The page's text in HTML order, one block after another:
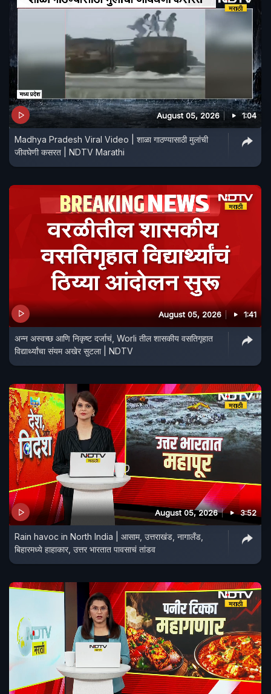
August 05, 2026 1:04
Madhya Pradesh Viral Video | शाळा गाठण्यासाठी मुलांची
जीवघेणी कसरत | NDTV Marathi
August 05, 2026 1:41
अन्न अस्वच्छ आणि निकृष्ट दर्जाचं, Worli तील शासकीय वसतिगृहात
विद्यार्थ्यांचा संयम अखेर सुटला | NDTV
August 05, 2026 3:52
Rain havoc in North India | आसाम, उत्तराखंड, नागालँड,
बिहारमध्ये हाहाकार, उत्तर भारतात पावसाचं तांडव